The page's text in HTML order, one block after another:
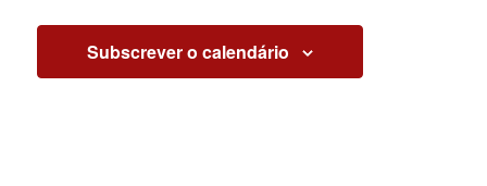
Subscrever o calendário